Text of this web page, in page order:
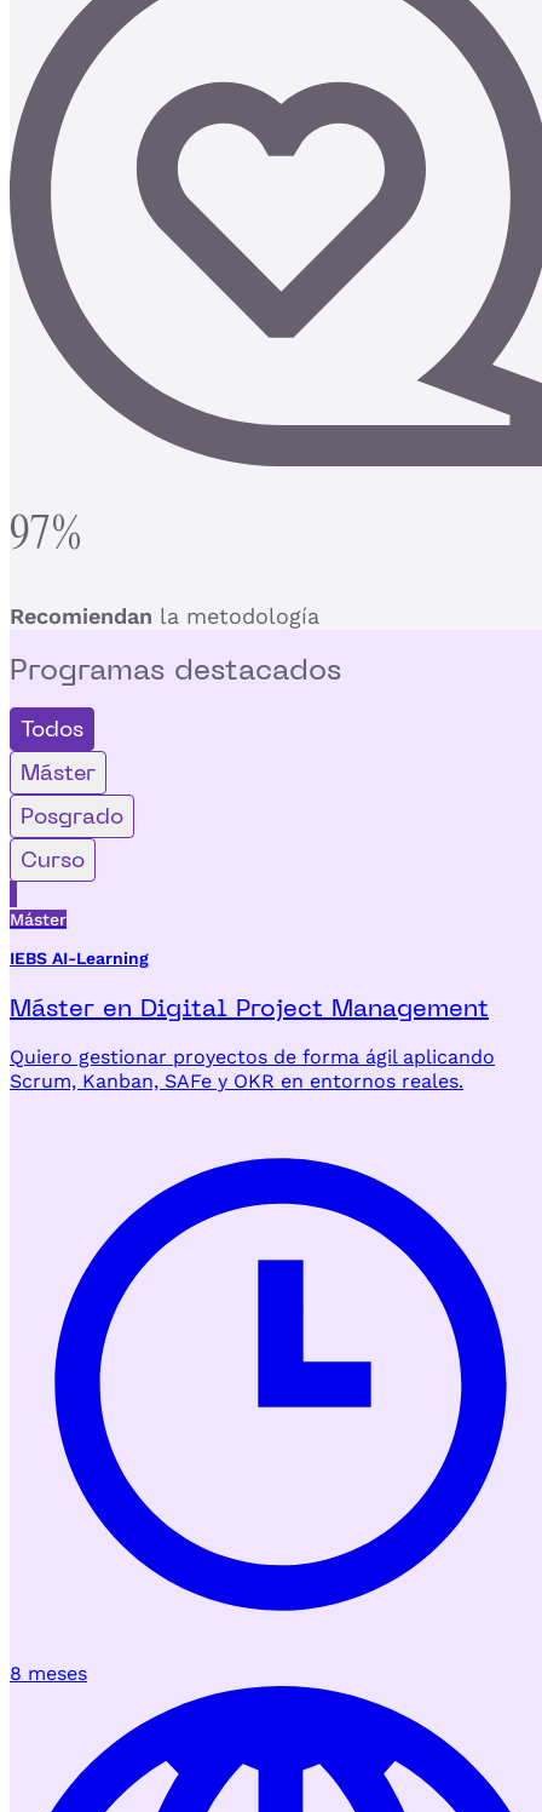
97%
Recomiendan la metodología
Programas destacados
Todos
Máster
Posgrado
Curso
Máster
IEBS AI-Learning
Máster en Digital Project Management
Quiero gestionar proyectos de forma ágil aplicando
Scrum, Kanban, SAFe y OKR en entornos reales.
8 meses